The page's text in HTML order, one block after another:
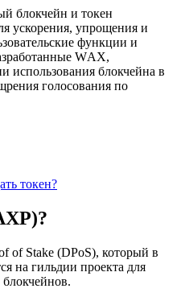
блокчейн и токен
ускорения, упрощения и
функции и
WАX,
использования блокчейна в
голосования по
токен?
of Stake (DPoS), который в
на гильдии проекта для
блокчейнов.